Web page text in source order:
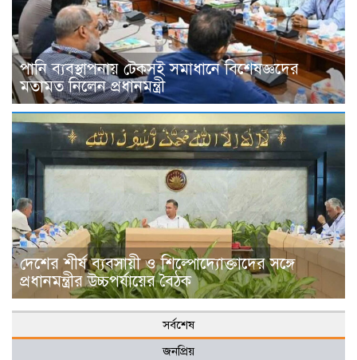
পানি ব্যবস্থাপনায় টেকসই সমাধানে বিশেষজ্ঞদের
মতামত নিলেন প্রধানমন্ত্রী
দেশের শীর্ষ ব্যবসায়ী ও শিল্পোদ্যোক্তাদের সঙ্গে
প্রধানমন্ত্রীর উচ্চপর্যায়ের বৈঠক
সর্বশেষ
জনপ্রিয়